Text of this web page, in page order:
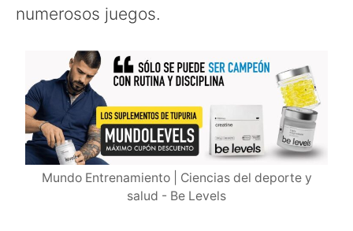
numerosos juegos.
Mundo Entrenamiento | Ciencias del deporte y
salud - Be Levels